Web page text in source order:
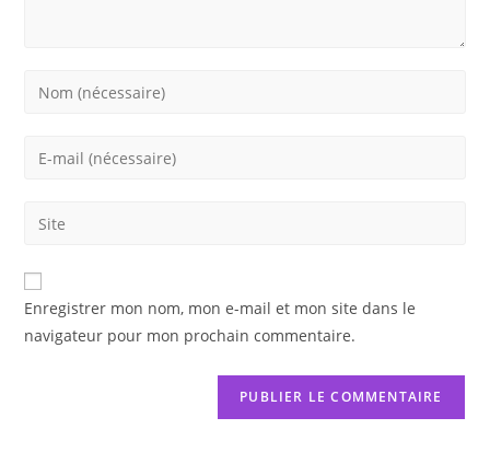
Enter
Enter
address
comment
Saisir
de
votre
(facultatif)
Enregistrer mon nom, mon e-mail et mon site dans le
navigateur pour mon prochain commentaire.